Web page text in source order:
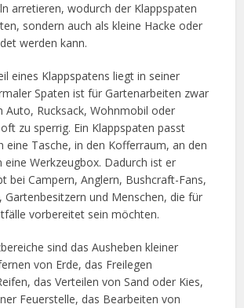
arretieren, wodurch der Klappspaten
sondern auch als kleine Hacke oder
werden kann.
eines Klappspatens liegt in seiner
Spaten ist für Gartenarbeiten zwar
Auto, Rucksack, Wohnmobil oder
zu sperrig. Ein Klappspaten passt
eine Tasche, in den Kofferraum, an den
eine Werkzeugbox. Dadurch ist er
bei Campern, Anglern, Bushcraft-Fans,
Gartenbesitzern und Menschen, die für
vorbereitet sein möchten.
sind das Ausheben kleiner
von Erde, das Freilegen
das Verteilen von Sand oder Kies,
Feuerstelle, das Bearbeiten von